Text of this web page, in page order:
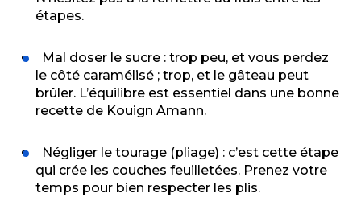
étapes.
Mal doser le sucre : trop peu, et vous perdez
le côté caramélisé ; trop, et le gâteau peut
brûler. L’équilibre est essentiel dans une bonne
recette de Kouign Amann.
Négliger le tourage (pliage) : c’est cette étape
qui crée les couches feuilletées. Prenez votre
temps pour bien respecter les plis.